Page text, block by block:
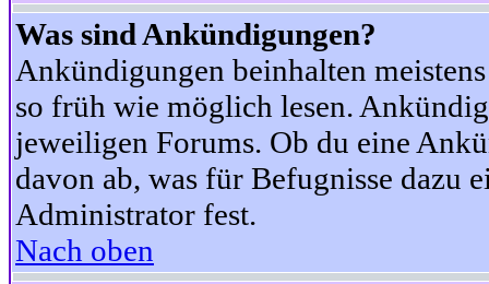
Was sind Ankündigungen?
Ankündigungen beinhalten
so früh wie möglich lesen.
jeweiligen Forums. Ob du eine
davon ab, was für Befugnisse dazu
Administrator fest.
Nach oben